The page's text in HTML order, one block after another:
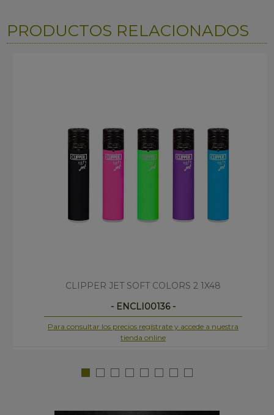
PRODUCTOS RELACIONADOS
CLIPPER JET SOFT COLORS 2 1X48
- ENCLI00136 -
Para consultar los precios regístrate y accede a nuestra
tienda online